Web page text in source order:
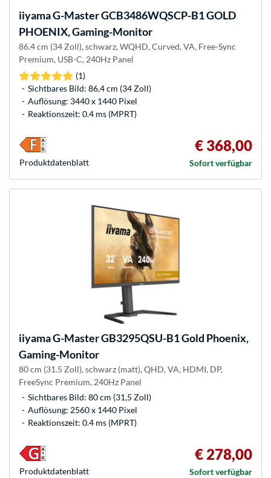
iiyamaG-Master GCB3486WQSCP-B1 GOLD
PHOENIX, Gaming-Monitor
86.4 cm (34 Zoll), schwarz, WQHD, Curved, VA, Free-Sync
Premium, USB-C, 240Hz Panel
(1)
Sichtbares Bild: 86,4 cm (34 Zoll)
Auflösung: 3440 x 1440 Pixel
Reaktionszeit: 0.4 ms (MPRT)
€ 368,00
Sofort verfügbar
Produkt­datenblatt
iiyamaG-Master GB3295QSU-B1 Gold Phoenix,
Gaming-Monitor
80 cm (31.5 Zoll), schwarz (matt), QHD, VA, HDMI, DP,
FreeSync Premium, 240Hz Panel
Sichtbares Bild: 80 cm (31,5 Zoll)
Auflösung: 2560 x 1440 Pixel
Reaktionszeit: 0.4 ms (MPRT)
€ 278,00
Sofort verfügbar
Produkt­datenblatt